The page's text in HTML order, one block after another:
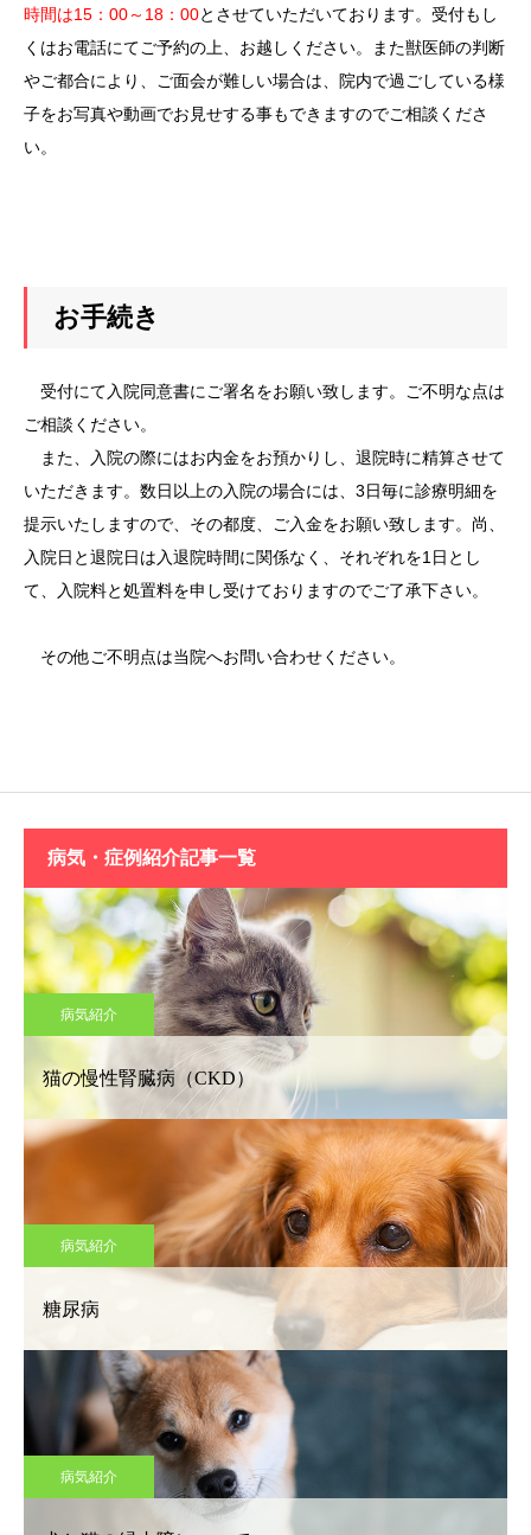
時間は15：00～18：00とさせていただいております。受付もし
くはお電話にてご予約の上、お越しください。また獣医師の判断
やご都合により、ご面会が難しい場合は、院内で過ごしている様
子をお写真や動画でお見せする事もできますのでご相談くださ
い。
お手続き
受付にて入院同意書にご署名をお願い致します。ご不明な点は
ご相談ください。
また、入院の際にはお内金をお預かりし、退院時に精算させて
いただきます。数日以上の入院の場合には、3日毎に診療明細を
提示いたしますので、その都度、ご入金をお願い致します。尚、
入院日と退院日は入退院時間に関係なく、それぞれを1日とし
て、入院料と処置料を申し受けておりますのでご了承下さい。
その他ご不明点は当院へお問い合わせください。
病気・症例紹介記事一覧
病気紹介
猫の慢性腎臓病（CKD）
病気紹介
糖尿病
病気紹介